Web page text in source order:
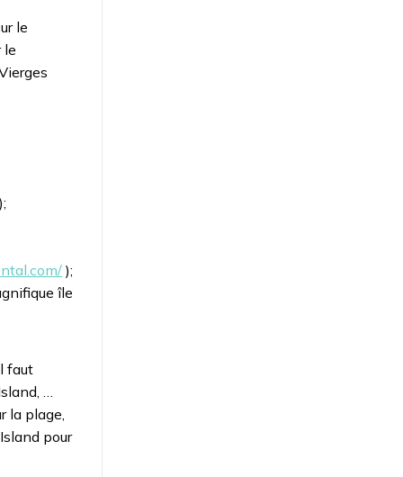
le
le
);
);
île
faut
…
la plage,
pour